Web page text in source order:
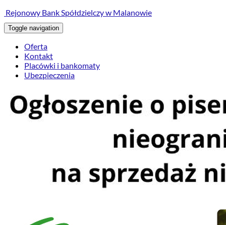
Rejonowy Bank Spółdzielczy w Malanowie
Toggle navigation
Oferta
Kontakt
Placówki i bankomaty
Ubezpieczenia